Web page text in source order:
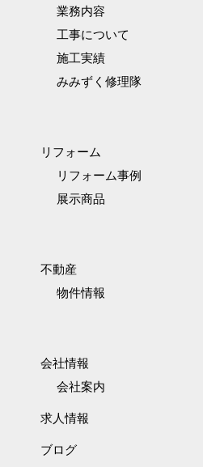
業務内容
工事について
施工実績
みみずく修理隊
リフォーム
リフォーム事例
展示商品
不動産
物件情報
会社情報
会社案内
求人情報
ブログ